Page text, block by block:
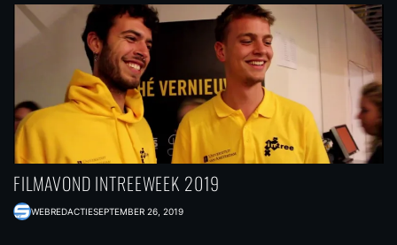
FILMAVOND INTREEWEEK 2019
WEBREDACTIESEPTEMBER 26, 2019